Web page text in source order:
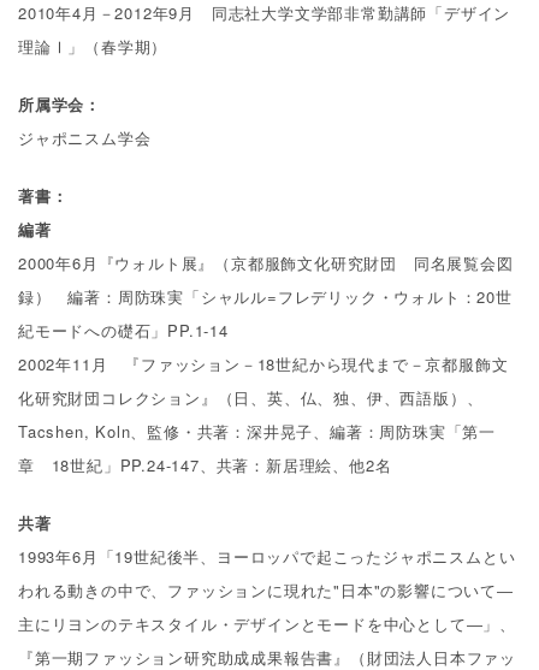
2010年4月－2012年9月 同志社大学文学部非常勤講師「デザイン
理論Ⅰ」（春学期）
所属学会：
ジャポニスム学会
著書：
編著
2000年6月『ウォルト展』（京都服飾文化研究財団 同名展覧会図
録） 編著：周防珠実「シャルル=フレデリック・ウォルト：20世
紀モードへの礎石」PP.1-14
2002年11月 『ファッション－18世紀から現代まで－京都服飾文
化研究財団コレクション』（日、英、仏、独、伊、西語版）、
Tacshen, Koln、監修・共著：深井晃子、編著：周防珠実「第一
章 18世紀」PP.24-147、共著：新居理絵、他2名
共著
1993年6月「19世紀後半、ヨーロッパで起こったジャポニスムとい
われる動きの中で、ファッションに現れた"日本"の影響について―
主にリヨンのテキスタイル・デザインとモードを中心として―」、
『第一期ファッション研究助成成果報告書』（財団法人日本ファッ